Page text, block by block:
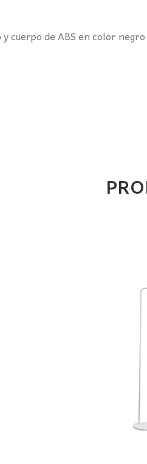
cuerpo de ABS en color